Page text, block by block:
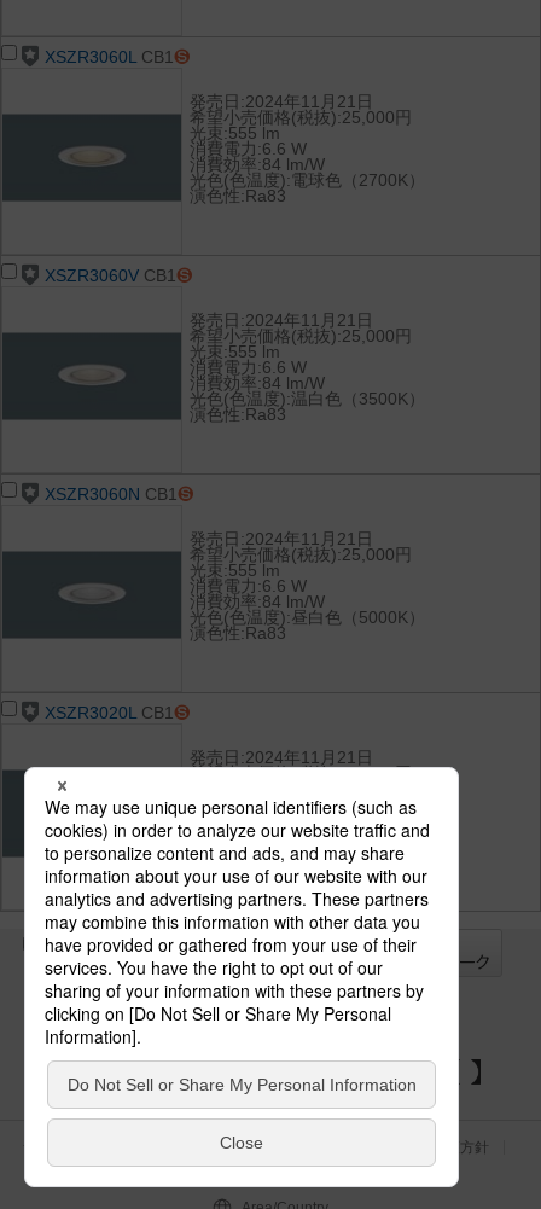
XSZR3060L CB1
発売日:2024年11月21日
希望小売価格(税抜):25,000円
光束:555 lm
消費電力:6.6 W
消費効率:84 lm/W
光色(色温度):電球色（2700K）
演色性:Ra83
XSZR3060V CB1
発売日:2024年11月21日
希望小売価格(税抜):25,000円
光束:555 lm
消費電力:6.6 W
消費効率:84 lm/W
光色(色温度):温白色（3500K）
演色性:Ra83
XSZR3060N CB1
発売日:2024年11月21日
希望小売価格(税抜):25,000円
光束:555 lm
消費電力:6.6 W
消費効率:84 lm/W
光色(色温度):昼白色（5000K）
演色性:Ra83
XSZR3020L CB1
発売日:2024年11月21日
希望小売価格(税抜):25,000円
消費電力:6.6 W
消費効率:82.5 lm/W
光色(色温度):電球色（2700K）
演色性:Ra83
全て
チェック
チェック
した器具を
パナソニックの電気設備 SNSアカウント
クッキーポリシー
個人情報保護方針